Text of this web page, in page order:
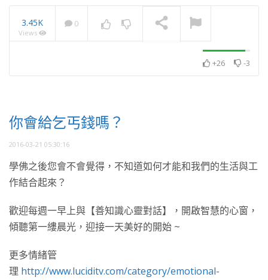
2025・11月・澈見全球訊
3.45K
Views
0
+26 -3
你會給乞丐錢嗎？
2016-03-21 05:30:16
學佛之後您會不會覺得，不知道如何才能和我們的生活與工
作結合起來？
歡迎每週一早上與【善知識心靈對話】，開啟智慧的心窗，
傾聽第一縷晨光，迎接一天美好的開始 ~
更多情緒管
理 http://www.luciditv.com/category/emotional-